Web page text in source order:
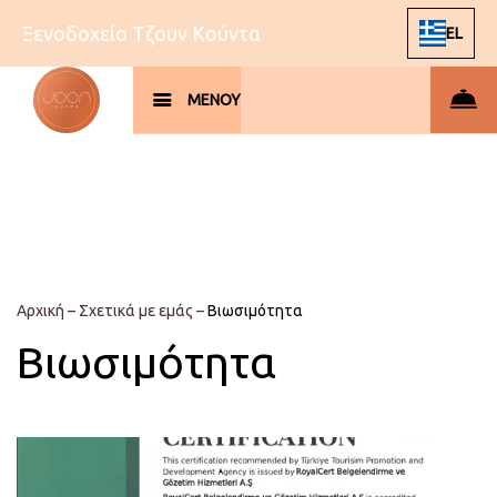
Ξενοδοχείο Τζουν Κούντα EL
ΜΕΝΟΥ
Αρχική – Σχετικά με εμάς –Βιωσιμότητα
Βιωσιμότητα